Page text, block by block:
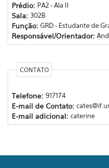
Prédio: PA2 - Ala II
Sala: 302B
Função: GRD - Estudante de
Responsável/Orientador:
CONTATO
Telefone: 917174
E-mail de Contato:
E-mail adicional: caterine